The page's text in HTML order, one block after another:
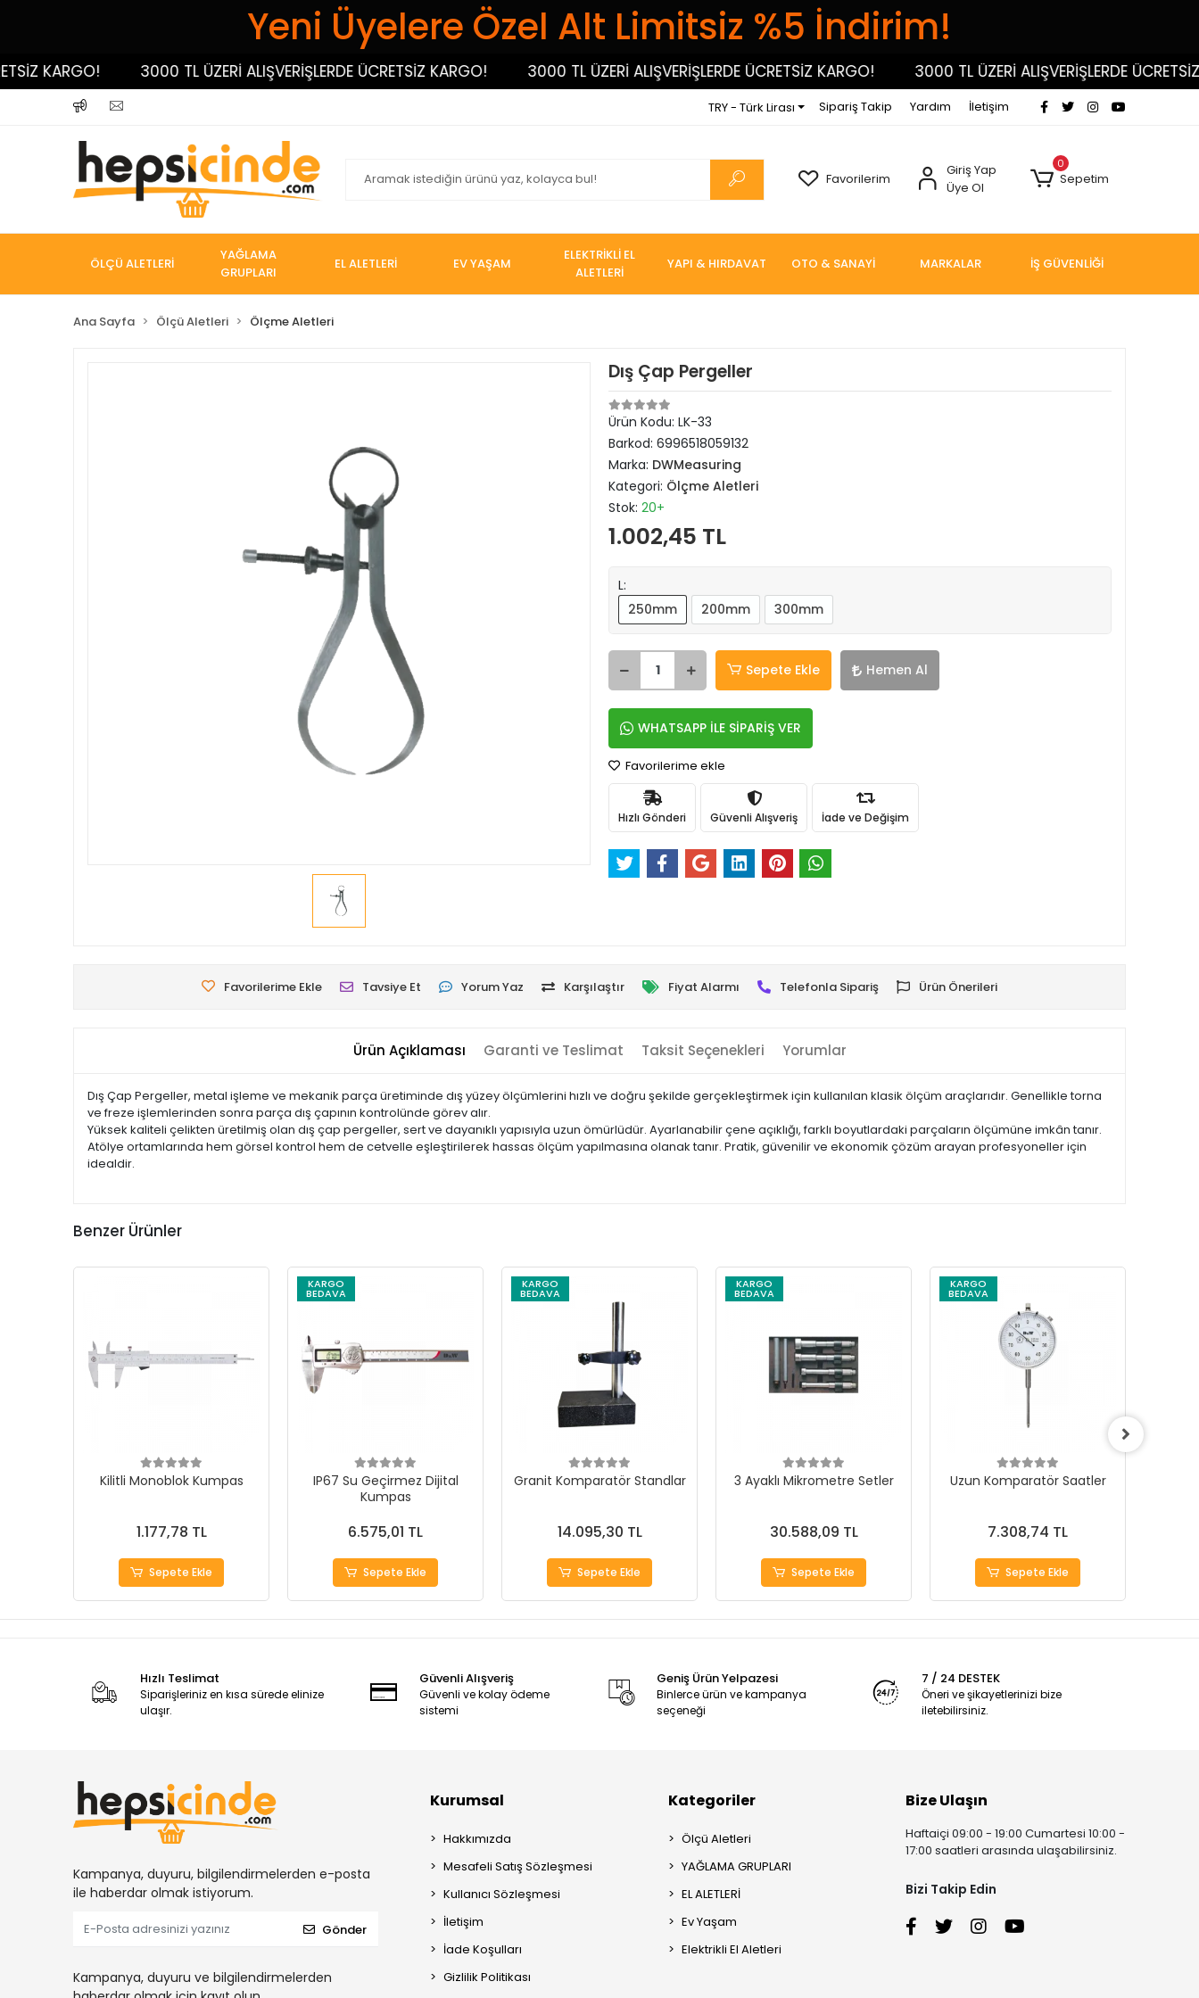
Yeni Üyelere Özel Alt Limitsiz %5 İndirim!
KARGO! 3000 TL ÜZERİ ALIŞVERİŞLERDE ÜCRETSİZ KARGO! 3000 TL ÜZERİ ALIŞVERİŞLERDE ÜCRETSİZ KARGO! 3000 TL ÜZERİ ALIŞVERİŞLERDE ÜCRETSİZ
TRY - Türk Lirası Sipariş Takip Yardım İletişim
Favorilerim
Giriş Yap
Üye Ol
0
Sepetim
ÖLÇÜ ALETLERİ
YAĞLAMA
GRUPLARI
EL ALETLERİ EV YAŞAM
ELEKTRİKLİ EL
ALETLERİ
YAPI & HIRDAVAT OTO & SANAYİ MARKALAR İŞ GÜVENLİĞİ
Ana Sayfa Ölçü Aletleri Ölçme Aletleri
Dış Çap Pergeller
Ürün Kodu: LK-33
Barkod: 6996518059132
Marka: DWMeasuring
Kategori: Ölçme Aletleri
Stok: 20+
1.002,45 TL
L:
250mm
200mm 300mm
Sepete Ekle Hemen Al
WHATSAPP İLE SİPARİŞ VER
Favorilerime ekle
Hızlı Gönderi Güvenli Alışveriş İade ve Değişim
Favorilerime Ekle Tavsiye Et Yorum Yaz Karşılaştır Fiyat Alarmı Telefonla Sipariş Ürün Önerileri
Ürün Açıklaması Garanti ve Teslimat Taksit Seçenekleri Yorumlar
Dış Çap Pergeller, metal işleme ve mekanik parça üretiminde dış yüzey ölçümlerini hızlı ve doğru şekilde gerçekleştirmek için kullanılan klasik ölçüm araçlarıdır. Genellikle torna
ve freze işlemlerinden sonra parça dış çapının kontrolünde görev alır.
Yüksek kaliteli çelikten üretilmiş olan dış çap pergeller, sert ve dayanıklı yapısıyla uzun ömürlüdür. Ayarlanabilir çene açıklığı, farklı boyutlardaki parçaların ölçümüne imkân tanır.
Atölye ortamlarında hem görsel kontrol hem de cetvelle eşleştirilerek hassas ölçüm yapılmasına olanak tanır. Pratik, güvenilir ve ekonomik çözüm arayan profesyoneller için
idealdir.
Benzer Ürünler
Kilitli Monoblok Kumpas
1.177,78 TL
Sepete Ekle
KARGO
BEDAVA
IP67 Su Geçirmez Dijital
Kumpas
6.575,01 TL
Sepete Ekle
KARGO
BEDAVA
Granit Komparatör Standlar
14.095,30 TL
Sepete Ekle
KARGO
BEDAVA
3 Ayaklı Mikrometre Setler
30.588,09 TL
Sepete Ekle
KARGO
BEDAVA
Uzun Komparatör Saatler
7.308,74 TL
Sepete Ekle
Hızlı Teslimat
Siparişleriniz en kısa sürede elinize
ulaşır.
Güvenli Alışveriş
Güvenli ve kolay ödeme
sistemi
Geniş Ürün Yelpazesi
Binlerce ürün ve kampanya
seçeneği
7 / 24 DESTEK
Öneri ve şikayetlerinizi bize
iletebilirsiniz.
Kampanya, duyuru, bilgilendirmelerden e-posta
ile haberdar olmak istiyorum.
Gönder
Kampanya, duyuru ve bilgilendirmelerden
Kurumsal
Hakkımızda
Mesafeli Satış Sözleşmesi
Kullanıcı Sözleşmesi
İletişim
İade Koşulları
Gizlilik Politikası
Kategoriler
Ölçü Aletleri
YAĞLAMA GRUPLARI
EL ALETLERİ
Ev Yaşam
Elektrikli El Aletleri
Bize Ulaşın
Haftaiçi 09:00 - 19:00 Cumartesi 10:00 -
17:00 saatleri arasında ulaşabilirsiniz.
Bizi Takip Edin